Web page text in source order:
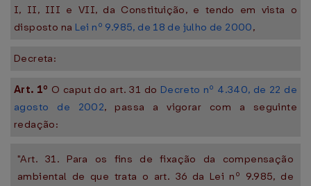
I, II, III e VII, da Constituição, e tendo em vista o
disposto na Lei nº 9.985, de 18 de julho de 2000,
Decreta:
Art. 1º O caput do art. 31 do Decreto nº 4.340, de 22 de
agosto de 2002, passa a vigorar com a seguinte
redação:
"Art. 31. Para os fins de fixação da compensação
ambiental de que trata o art. 36 da Lei nº 9.985, de